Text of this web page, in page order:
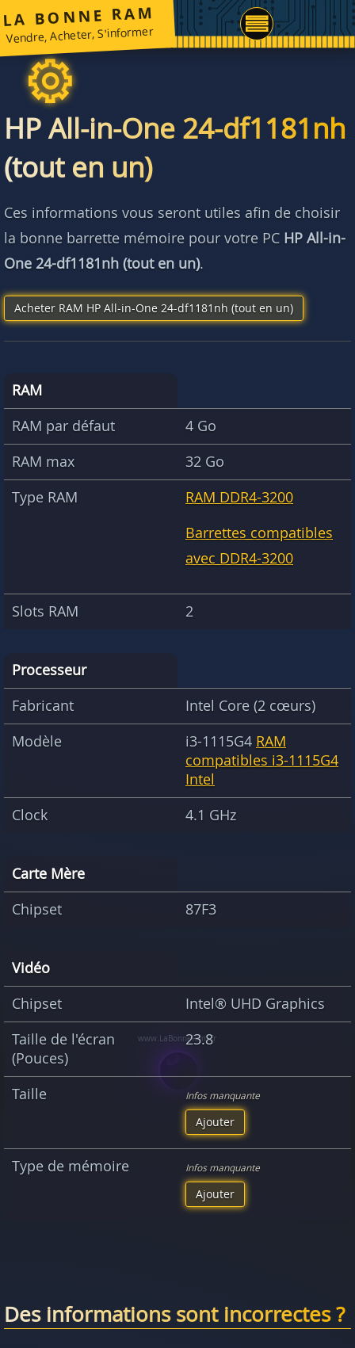
LA BONNE RAM
Vendre, Acheter, S'informer
HP All-in-One 24-df1181nh
(tout en un)
Ces informations vous seront utiles afin de choisir
la bonne barrette mémoire pour votre PC HP All-in-
One 24-df1181nh (tout en un).
Acheter RAM HP All-in-One 24-df1181nh (tout en un)
RAM
RAM par défaut
4 Go
RAM max
32 Go
Type RAM
RAM DDR4-3200
Barrettes compatibles
avec DDR4-3200
Slots RAM 2
Processeur
Fabricant
Intel Core (2 cœurs)
Modèle
i3-1115G4 RAM
compatibles i3-1115G4
Intel
Clock
4.1 GHz
Carte Mère
Chipset
87F3
Vidéo
Chipset
Intel® UHD Graphics
Taille de l'écran
(Pouces)
23.8
Taille Infos manquante
Ajouter
Type de mémoire Infos manquante
Ajouter
Des informations sont incorrectes ?